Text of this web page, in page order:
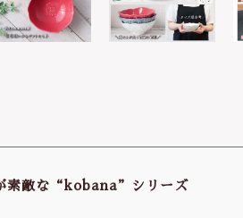
素敵な“kobana”シリーズ